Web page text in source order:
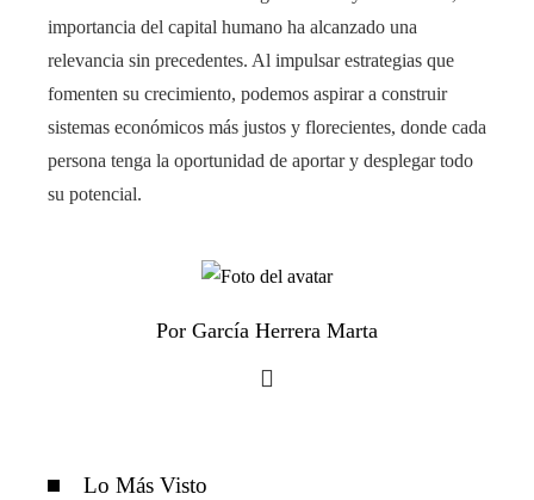
importancia del capital humano ha alcanzado una
relevancia sin precedentes. Al impulsar estrategias que
fomenten su crecimiento, podemos aspirar a construir
sistemas económicos más justos y florecientes, donde cada
persona tenga la oportunidad de aportar y desplegar todo
su potencial.
Por García Herrera Marta
Lo Más Visto